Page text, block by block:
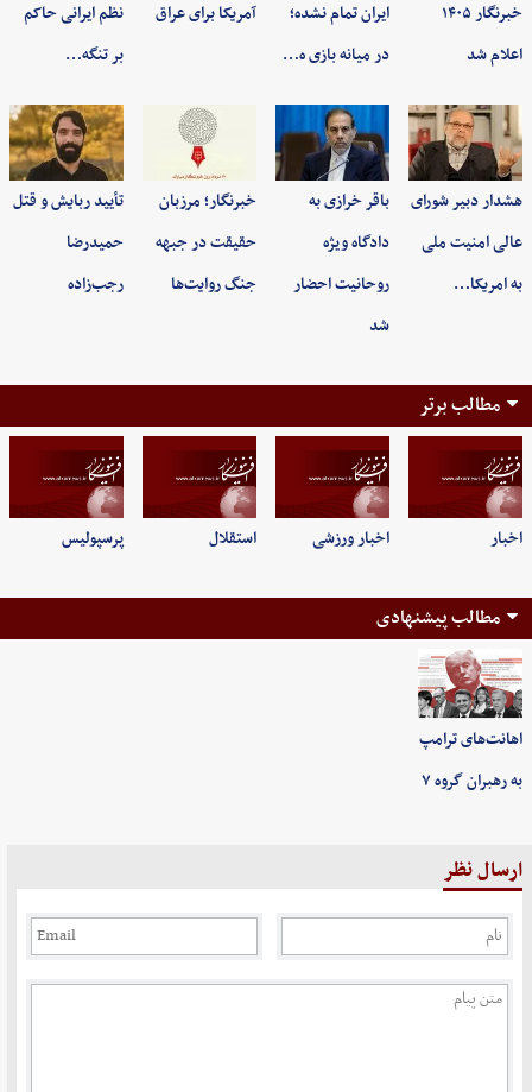
خبرنگار ۱۴۰۵
اعلام شد
ایران تمام نشده؛
در میانه بازی ه…
آمریکا برای عراق
نظم ایرانی حاکم
بر تنگه…
هشدار دبیر شورای
عالی امنیت ملی
به امریکا…
باقر خرازی به
دادگاه ویژه
روحانیت احضار
شد
خبرنگار؛ مرزبان
حقیقت در جبهه
جنگ روایت‌ها
تأیید ربایش و قتل
حمیدرضا
رجب‌زاده
مطالب برتر
اخبار اخبار ورزشی استقلال پرسپولیس
مطالب پیشنهادی
اهانت‌های ترامپ
به رهبران گروه ۷
ارسال نظر